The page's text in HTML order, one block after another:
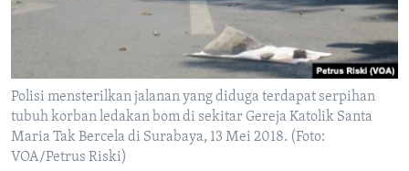
Polisi mensterilkan jalanan yang diduga terdapat serpihan
tubuh korban ledakan bom di sekitar Gereja Katolik Santa
Maria Tak Bercela di Surabaya, 13 Mei 2018. (Foto:
VOA/Petrus Riski)